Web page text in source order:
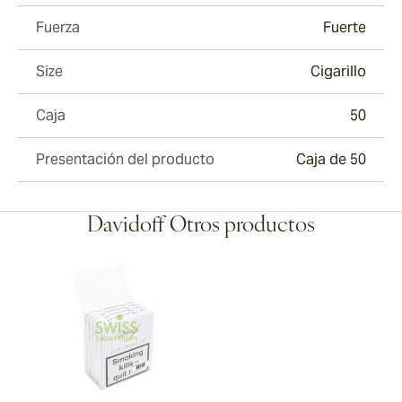
Fuerza Fuerte
Size Cigarillo
Caja 50
Presentación del producto Caja de 50
Davidoff Otros productos